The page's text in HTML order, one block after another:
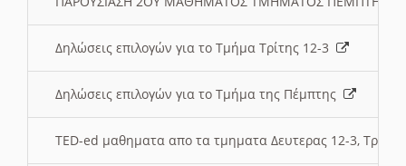
Δηλώσεις επιλογών για το Τμήμα Τρίτης 12-3
Δηλώσεις επιλογών για το Τμήμα της Πέμπτης
TED-ed μαθηματα απο τα τμηματα Δευτερας 12-3,